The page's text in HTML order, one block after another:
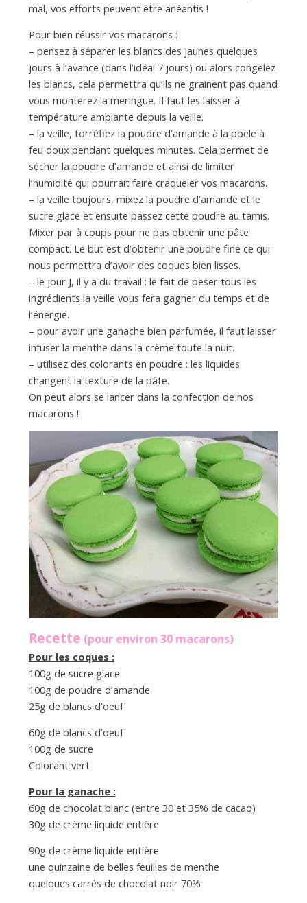
mal, vos efforts peuvent être anéantis !
Pour bien réussir vos macarons :
– pensez à séparer les blancs des jaunes quelques
jours à l’avance (dans l’idéal 7 jours) ou alors congelez
les blancs, cela permettra qu’ils ne grainent pas quand
vous monterez la meringue. Il faut les laisser à
température ambiante depuis la veille.
– la veille, torréfiez la poudre d’amande à la poële à
feu doux pendant quelques minutes. Cela permet de
sécher la poudre d’amande et ainsi de limiter
l’humidité qui pourrait faire craqueler vos macarons.
– la veille toujours, mixez la poudre d’amande et le
sucre glace et ensuite passez cette poudre au tamis.
Mixer par à coups pour ne pas obtenir une pâte
compact. Le but est d’obtenir une poudre fine ce qui
nous permettra d’avoir des coques bien lisses.
– le jour J, il y a du travail : le fait de peser tous les
ingrédients la veille vous fera gagner du temps et de
l’énergie.
– pour avoir une ganache bien parfumée, il faut laisser
infuser la menthe dans la crème toute la nuit.
– utilisez des colorants en poudre : les liquides
changent la texture de la pâte.
On peut alors se lancer dans la confection de nos
macarons !
Recette (pour environ 30 macarons)
Pour les coques :
100g de sucre glace
100g de poudre d’amande
25g de blancs d’oeuf
60g de blancs d’oeuf
100g de sucre
Colorant vert
Pour la ganache :
60g de chocolat blanc (entre 30 et 35% de cacao)
30g de crème liquide entière
90g de crème liquide entière
une quinzaine de belles feuilles de menthe
quelques carrés de chocolat noir 70%